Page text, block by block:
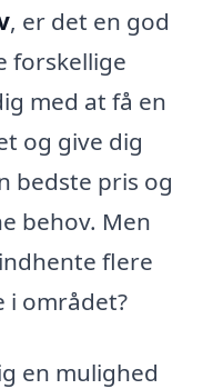
, er det en god
forskellige
med at få en
og give dig
bedste pris og
behov. Men
flere
i området?
en mulighed